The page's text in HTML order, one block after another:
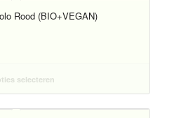
Rood (BIO+VEGAN)
selecteren